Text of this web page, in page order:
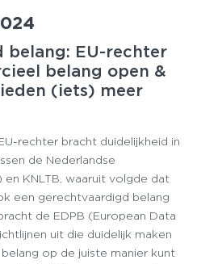
belang: EU-rechter
belang open &
(iets) meer
rechter bracht duidelijkheid in
de Nederlandse
KNLTB, waaruit volgde dat
een gerechtvaardigd belang
de EDPB (European Data
uit die duidelijk maken
op de juiste manier kunt